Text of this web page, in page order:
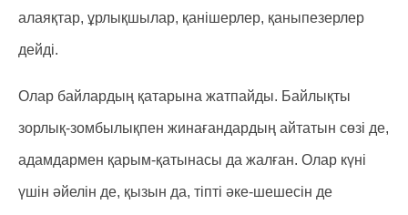
алаяқтар, ұрлықшылар, қанішерлер, қаныпезерлер
дейді.
Олар байлардың қатарына жатпайды. Байлықты
зорлық-зомбылықпен жинағандардың айтатын сөзі де,
адамдармен қарым-қатынасы да жалған. Олар күні
үшін әйелін де, қызын да, тіпті әке-шешесін де